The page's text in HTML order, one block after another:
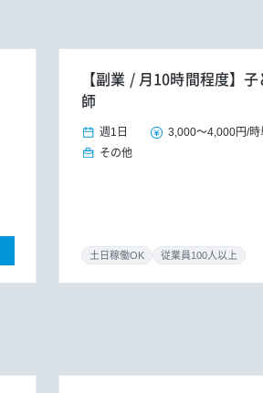
【副業 / 月10時間程度】
師
週1日 3,000～4,000円/時
その他
土日稼働OK 従業員100人以上